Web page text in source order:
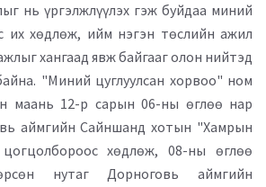
нь үргэлжлүүлэх гэж буйдаа миний
их хөдлөж, ийм нэгэн төслийн ажил
хангаад явж байгааг олон нийтэд
"Миний цуглуулсан хорвоо" ном
маань 12-р сарын 06-ны өглөө нар
аймгийн Сайншанд хотын "Хамрын
цогцолбороос хөдлөж, 08-ны өглөө
нутаг Дорноговь аймгийн